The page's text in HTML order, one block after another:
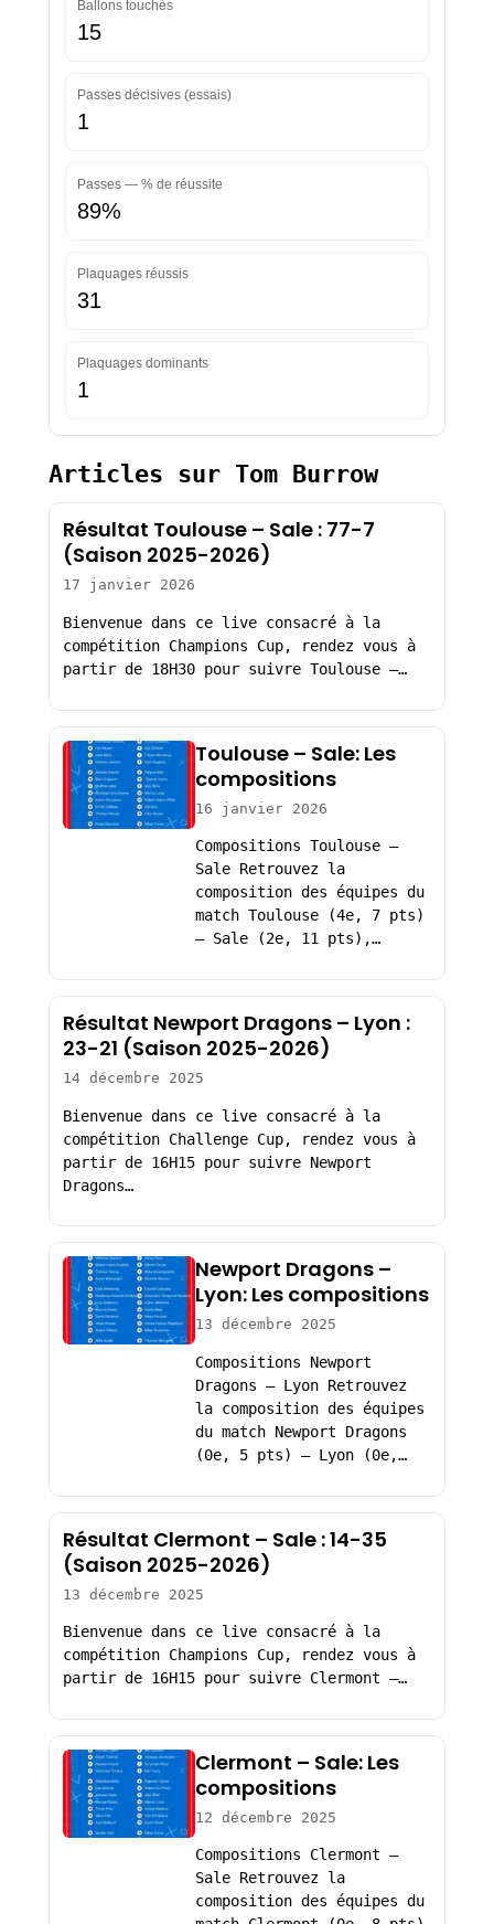
Ballons touchés
15
Passes décisives (essais)
1
Passes — % de réussite
89%
Plaquages réussis
31
Plaquages dominants
1
Articles sur Tom Burrow
Résultat Toulouse – Sale : 77-7
(Saison 2025-2026)
17 janvier 2026
Bienvenue dans ce live consacré à la
compétition Champions Cup, rendez vous à
partir de 18H30 pour suivre Toulouse –…
Toulouse – Sale: Les
compositions
16 janvier 2026
Compositions Toulouse –
Sale Retrouvez la
composition des équipes du
match Toulouse (4e, 7 pts)
– Sale (2e, 11 pts),…
Résultat Newport Dragons – Lyon :
23-21 (Saison 2025-2026)
14 décembre 2025
Bienvenue dans ce live consacré à la
compétition Challenge Cup, rendez vous à
partir de 16H15 pour suivre Newport
Dragons…
Newport Dragons –
Lyon: Les compositions
13 décembre 2025
Compositions Newport
Dragons – Lyon Retrouvez
la composition des équipes
du match Newport Dragons
(0e, 5 pts) – Lyon (0e,…
Résultat Clermont – Sale : 14-35
(Saison 2025-2026)
13 décembre 2025
Bienvenue dans ce live consacré à la
compétition Champions Cup, rendez vous à
partir de 16H15 pour suivre Clermont –…
Clermont – Sale: Les
compositions
12 décembre 2025
Compositions Clermont –
Sale Retrouvez la
composition des équipes du